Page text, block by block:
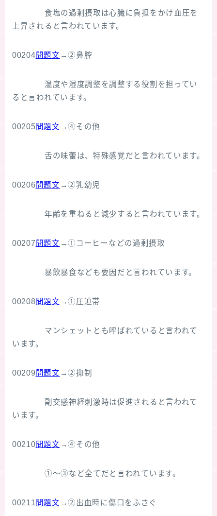
食塩の過剰摂取は心臓に負担をかけ血圧を
上昇されると言われています。
00204問題文 →②鼻腔
温度や湿度調整を調整する役割を担ってい
ると言われています。
00205問題文 →④その他
舌の味蕾は、特殊感覚だと言われています。
00206問題文 →②乳幼児
年齢を重ねると減少すると言われています。
00207 問題文 →①コーヒーなどの過剰摂取
暴飲暴食なども要因だと言われています。
00208問題文 →①圧迫帯
マンシェットとも呼ばれていると言われて
います。
00209 問題文 →②抑制
副交感神経刺激時は促進されると言われて
います。
00210問題文 →④その他
①～③など全てだと言われています。
00211 問題文 →②出血時に傷口をふさぐ